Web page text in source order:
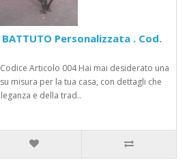
BATTUTO Personalizzata . Cod.
Articolo 004 Hai mai desiderato una
misura per la tua casa, con dettagli che
e della trad..